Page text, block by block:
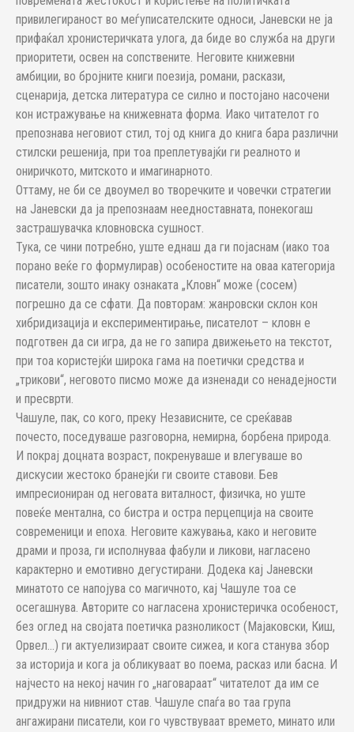
привилегираност во меѓуписателските односи, Јаневски не ја
прифаќал хронистеричката улога, да биде во служба на други
приоритети, освен на сопствените. Неговите книжевни
амбиции, во бројните книги поезија, романи, раскази,
сценарија, детска литература се силно и постојано насочени
кон истражување на книжевната форма. Иако читателот го
препознава неговиот стил, тој од книга до книга бара различни
стилски решенија, при тоа преплетувајќи ги реалното и
ониричкото, митското и имагинарното.
Оттаму, не би се двоумел во творечките и човечки стратегии
на Јаневски да ја препознаам неедноставната, понекогаш
застрашувачка кловновска сушност.
Тука, се чини потребно, уште еднаш да ги појаснам (иако тоа
порано веќе го формулирав) особеностите на оваа категорија
писатели, зошто инаку ознаката „Кловн“ може (сосем)
погрешно да се сфати. Да повторам: жанровски склон кон
хибридизација и експериментирање, писателот – кловн е
подготвен да си игра, да не го запира движењето на текстот,
при тоа користејќи широка гама на поетички средства и
„трикови“, неговото писмо може да изненади со ненадејности
и пресврти.
Чашуле, пак, со кого, преку Независните, се среќавав
почесто, поседуваше разговорна, немирна, борбена природа.
И покрај доцната возраст, покренуваше и влегуваше во
дискусии жестоко бранејќи ги своите ставови. Бев
импресиониран од неговата виталност, физичка, но уште
повеќе ментална, со бистра и остра перцепција на своите
современици и епоха. Неговите кажувања, како и неговите
драми и проза, ги исполнуваа фабули и ликови, нагласено
карактерно и емотивно дегустирани. Додека кај Јаневски
минатото се напојува со магичното, кај Чашуле тоа се
осегашнува. Авторите со нагласена хронистеричка особеност,
без оглед на својата поетичка разноликост (Мајаковски, Киш,
Орвел…) ги актуелизираат своите сижеа, и кога станува збор
за историја и кога ја обликуваат во поема, расказ или басна. И
најчесто на некој начин го „наговараат“ читателот да им се
придружи на нивниот став. Чашуле спаѓа во таа група
ангажирани писатели, кои го чувствуваат времето, минато или